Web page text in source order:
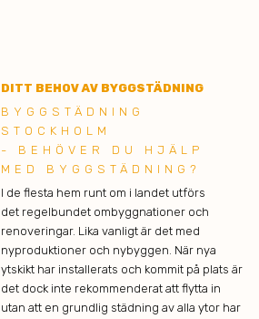
DITT BEHOV AV BYGGSTÄDNING
BYGGSTÄDNING
STOCKHOLM
- BEHÖVER DU HJÄLP
MED BYGGSTÄDNING?
I de flesta hem runt om i landet utförs
det regelbundet ombyggnationer och
renoveringar. Lika vanligt är det med
nyproduktioner och nybyggen. När nya
ytskikt har installerats och kommit på plats är
det dock inte rekommenderat att flytta in
utan att en grundlig städning av alla ytor har